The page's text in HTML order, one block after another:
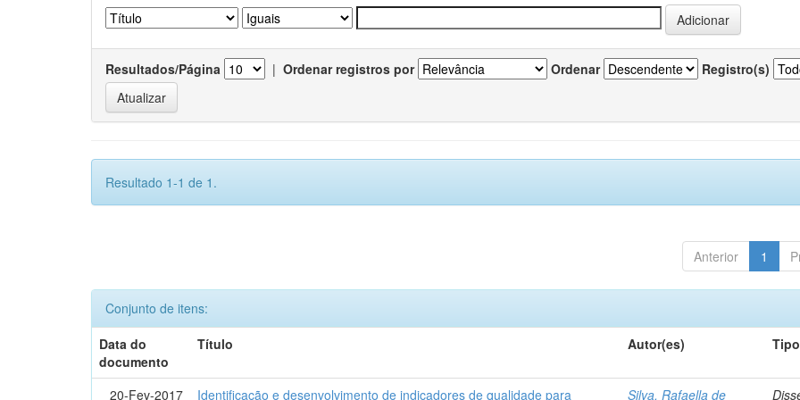
Resultados/Página | Ordenar registros por Ordenar Registro(s)
Resultado 1-1 de 1.
Anterior 1
Conjunto de itens:
Data do
documento
Título Autor(es) Tipo
20-Fev-2017 Identificação e desenvolvimento de indicadores de qualidade para Silva, Rafaella de